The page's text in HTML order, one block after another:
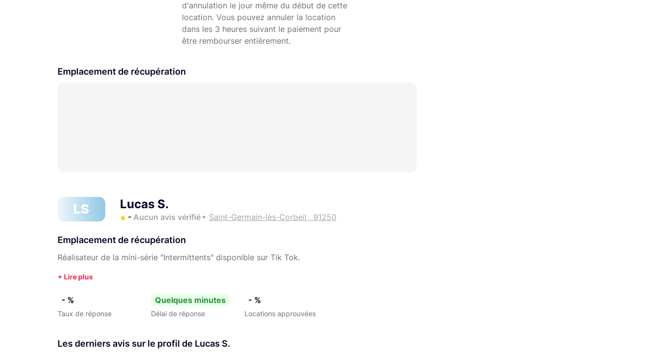
d'annulation le jour même du début de cette
location. Vous pouvez annuler la location
dans les 3 heures suivant le paiement pour
être rembourser entièrement.
Emplacement de récupération
LS Lucas S.
- Aucun avis vérifié Saint-Germain-lès-Corbeil , 91250
Emplacement de récupération
Réalisateur de la mini-série "Intermittents" disponible sur Tik Tok.
- %
Taux de réponse
Quelques minutes
Délai de réponse
- %
Locations approuvées
Les derniers avis sur le profil de Lucas S.